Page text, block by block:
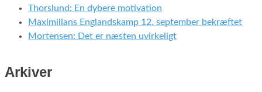
Thorslund: En dybere motivation
Maximilians Englandskamp 12. september bekræftet
Mortensen: Det er næsten uvirkeligt
Arkiver